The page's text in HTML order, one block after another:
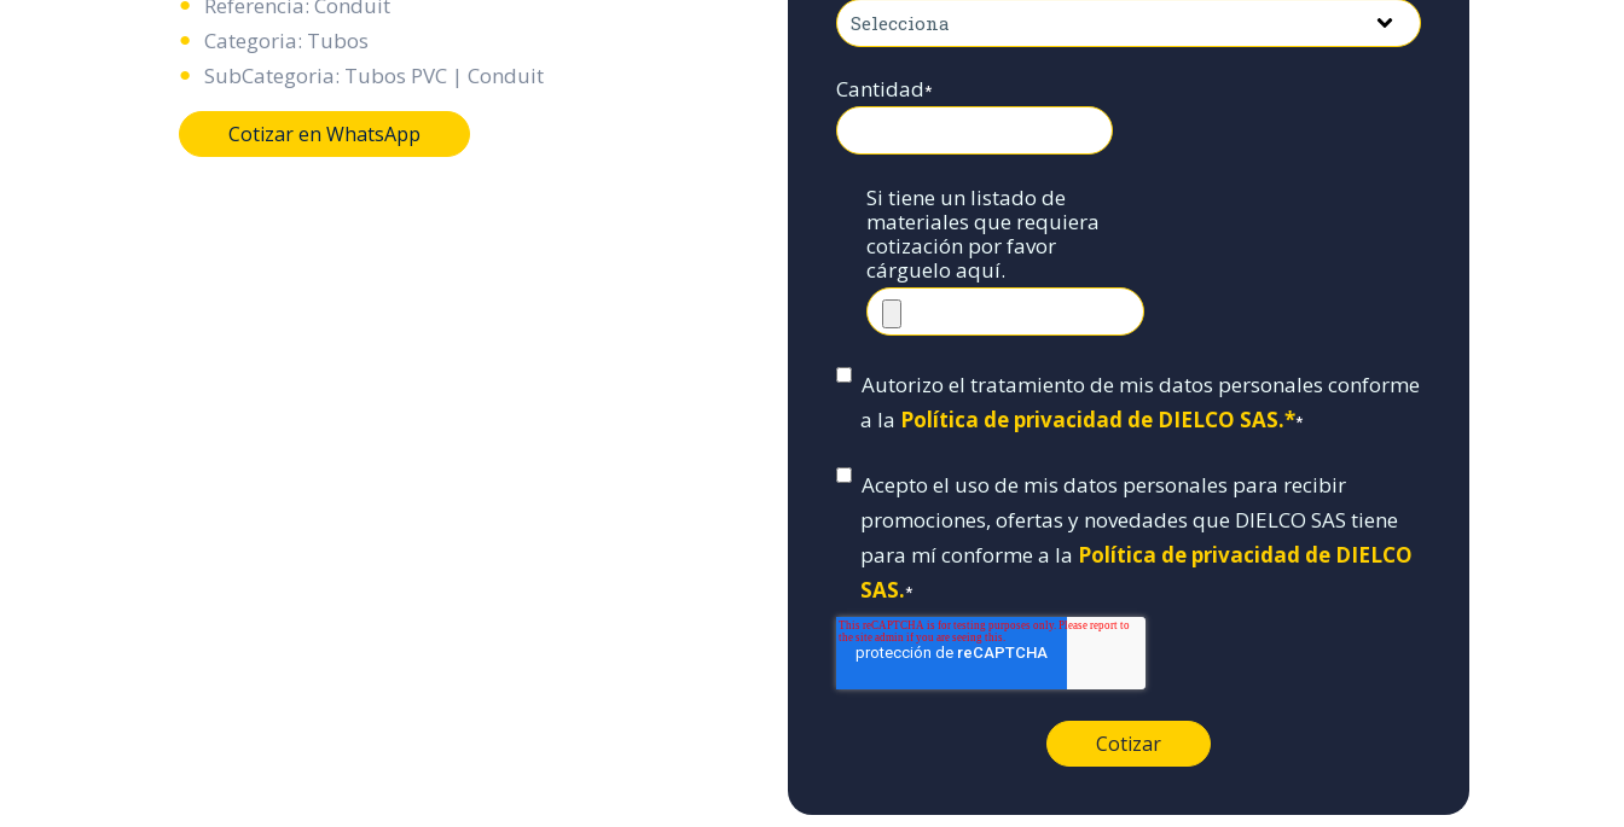
Categoria: Tubos
SubCategoria: Tubos PVC | Conduit
Cotizar en WhatsApp
Cantidad*
Si tiene un listado de
materiales que requiera
cotización por favor
cárguelo aquí.
Autorizo el tratamiento de mis datos personales conforme
a la Política de privacidad de DIELCO SAS.**
Acepto el uso de mis datos personales para recibir
promociones, ofertas y novedades que DIELCO SAS tiene
para mí conforme a la Política de privacidad de DIELCO
SAS.*